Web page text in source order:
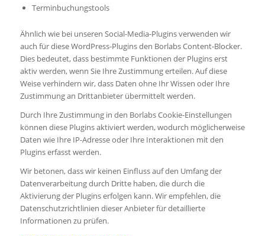
Terminbuchungstools
Ähnlich wie bei unseren Social-Media-Plugins verwenden wir
auch für diese WordPress-Plugins den Borlabs Content-Blocker.
Dies bedeutet, dass bestimmte Funktionen der Plugins erst
aktiv werden, wenn Sie Ihre Zustimmung erteilen. Auf diese
Weise verhindern wir, dass Daten ohne Ihr Wissen oder Ihre
Zustimmung an Drittanbieter übermittelt werden.
Durch Ihre Zustimmung in den Borlabs Cookie-Einstellungen
können diese Plugins aktiviert werden, wodurch möglicherweise
Daten wie Ihre IP-Adresse oder Ihre Interaktionen mit den
Plugins erfasst werden.
Wir betonen, dass wir keinen Einfluss auf den Umfang der
Datenverarbeitung durch Dritte haben, die durch die
Aktivierung der Plugins erfolgen kann. Wir empfehlen, die
Datenschutzrichtlinien dieser Anbieter für detaillierte
Informationen zu prüfen.